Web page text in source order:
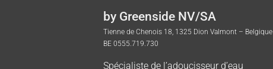
by Greenside NV/SA
Tienne de Chenois 18, 1325 Dion Valmont – Belgique
BE 0555.719.730
Spécialiste de l’adoucisseur d’eau